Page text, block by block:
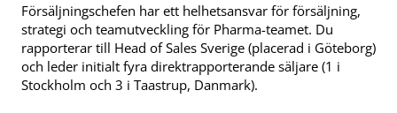
Försäljningschefen har ett helhetsansvar för försäljning,
strategi och teamutveckling för Pharma-teamet. Du
rapporterar till Head of Sales Sverige (placerad i Göteborg)
och leder initialt fyra direktrapporterande säljare (1 i
Stockholm och 3 i Taastrup, Danmark).